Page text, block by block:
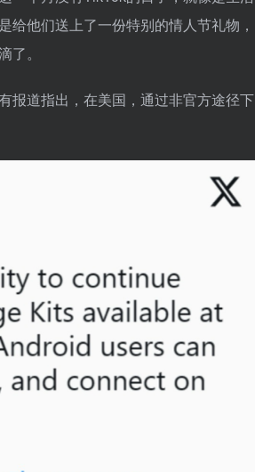
他们送上了一份特别的情人节礼物，
。
报道指出，在美国，通过非官方途径下